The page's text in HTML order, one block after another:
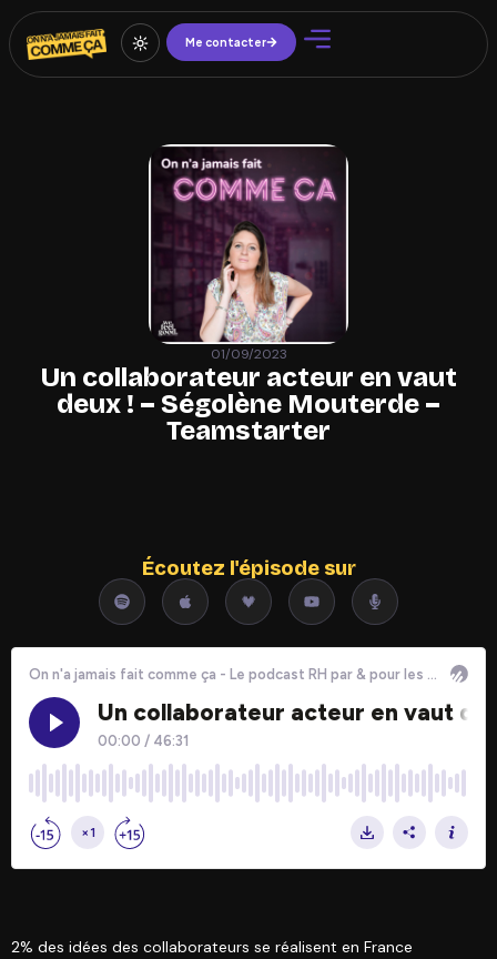
Me contacter
01/09/2023
Un collaborateur acteur en vaut
deux ! – Ségolène Mouterde –
Teamstarter
2% des idées des collaborateurs se réalisent en France
Écoutez l'épisode sur